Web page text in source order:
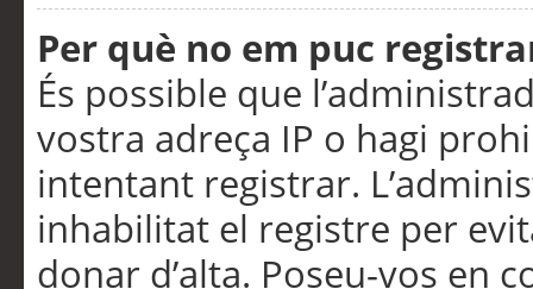
Per què no em puc
És possible que
vostra adreça IP o hagi
intentant registrar.
inhabilitat el registre per
donar d’alta. Poseu-vos en